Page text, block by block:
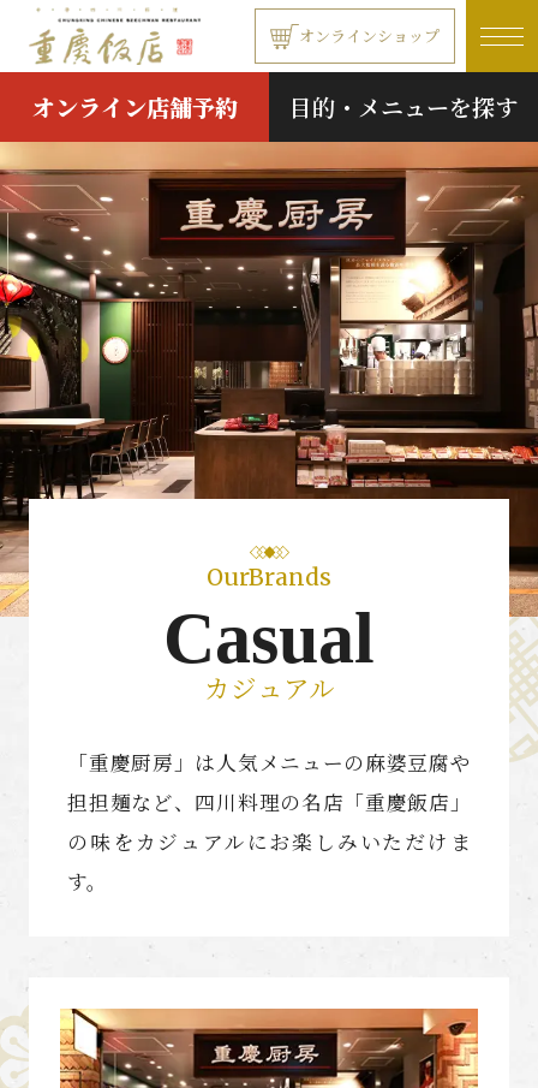
本文へ移動する オンラインショップ
オンライン店舗予約 目的・メニューを探す
OurBrands
Casual
カジュアル
「重慶厨房」は人気メニューの麻婆豆腐や
担担麺など、四川料理の名店「重慶飯店」
の味をカジュアルにお楽しみいただけま
す。